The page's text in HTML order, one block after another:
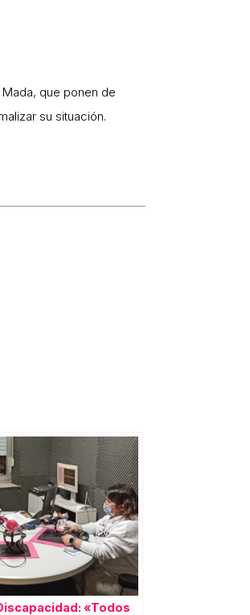
aumentar
que ponen de
su situación.
«Todos